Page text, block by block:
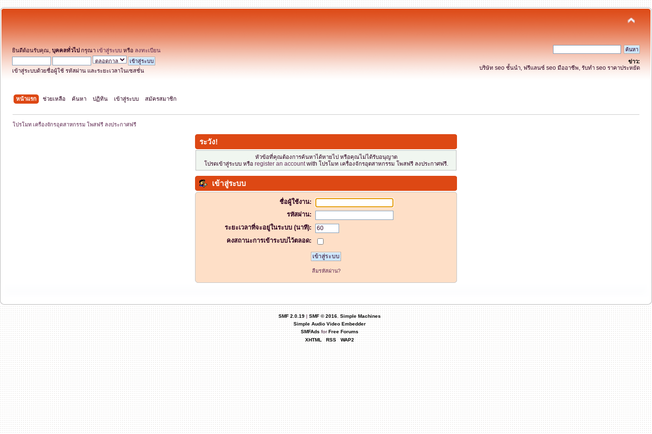
ยินดีต้อนรับคุณ, บุคคลทั่วไป กรุณา เข้าสู่ระบบ หรือ ลงทะเบียน
เข้าสู่ระบบด้วยชื่อผู้ใช้ รหัสผ่าน และระยะเวลาในเซสชั่น
ข่าว:
บริษัท seo ชั้นนำ, ฟรีแลนซ์ seo มืออาชีพ, รับทำ seo ราคาประหยัด
หน้าแรก ช่วยเหลือ ค้นหา ปฏิทิน เข้าสู่ระบบ สมัครสมาชิก
โปรโมท เครื่องจักรอุตสาหกรรม โพสฟรี ลงประกาศฟรี
ระวัง!
หัวข้อที่คุณต้องการค้นหาได้หายไป หรือคุณไม่ได้รับอนุญาต
โปรดเข้าสู่ระบบ หรือ register an accountwith โปรโมท เครื่องจักรอุตสาหกรรม โพสฟรี ลงประกาศฟรี.
เข้าสู่ระบบ
ชื่อผู้ใช้งาน:
รหัสผ่าน:
ระยะเวลาที่จะอยู่ในระบบ (นาที):
คงสถานะการเข้าระบบไว้ตลอด:
ลืมรหัสผ่าน?
SMF 2.0.19|SMF © 2016,Simple Machines
Simple Audio Video Embedder
SMFAdsforFree Forums
XHTML
RSS WAP2